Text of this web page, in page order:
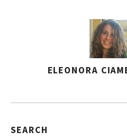
S
G
ELEONORA
SEARCH